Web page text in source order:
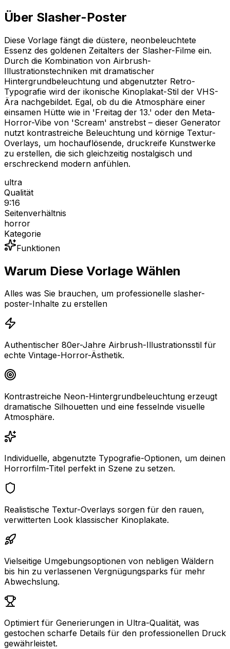
Über Slasher-Poster
Diese Vorlage fängt die düstere, neonbeleuchtete
Essenz des goldenen Zeitalters der Slasher-Filme ein.
Durch die Kombination von Airbrush-
Illustrationstechniken mit dramatischer
Hintergrundbeleuchtung und abgenutzter Retro-
Typografie wird der ikonische Kinoplakat-Stil der VHS-
Ära nachgebildet. Egal, ob du die Atmosphäre einer
einsamen Hütte wie in 'Freitag der 13.' oder den Meta-
Horror-Vibe von 'Scream' anstrebst – dieser Generator
nutzt kontrastreiche Beleuchtung und körnige Textur-
Overlays, um hochauflösende, druckreife Kunstwerke
zu erstellen, die sich gleichzeitig nostalgisch und
erschreckend modern anfühlen.
ultra
Qualität
9:16
Seitenverhältnis
horror
Kategorie
Funktionen
Warum Diese Vorlage Wählen
Alles was Sie brauchen, um professionelle slasher-
poster-Inhalte zu erstellen
Authentischer 80er-Jahre Airbrush-Illustrationsstil für
echte Vintage-Horror-Ästhetik.
Kontrastreiche Neon-Hintergrundbeleuchtung erzeugt
dramatische Silhouetten und eine fesselnde visuelle
Atmosphäre.
Individuelle, abgenutzte Typografie-Optionen, um deinen
Horrorfilm-Titel perfekt in Szene zu setzen.
Realistische Textur-Overlays sorgen für den rauen,
verwitterten Look klassischer Kinoplakate.
Vielseitige Umgebungsoptionen von nebligen Wäldern
bis hin zu verlassenen Vergnügungsparks für mehr
Abwechslung.
Optimiert für Generierungen in Ultra-Qualität, was
gestochen scharfe Details für den professionellen Druck
gewährleistet.